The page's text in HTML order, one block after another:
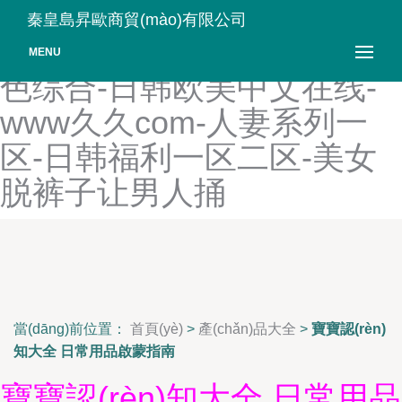
视频一区在线观看-欧美精品
一区二区三区久久狼-五月天
色综合-日韩欧美中文在线-
www久久com-人妻系列一
区-日韩福利一区二区-美女
脱裤子让男人捅
秦皇島昇歐商貿(mào)有限公司
MENU
當(dāng)前位置： 首頁(yè) > 產(chǎn)品大全 > 寶寶認(rèn)
知大全 日常用品啟蒙指南